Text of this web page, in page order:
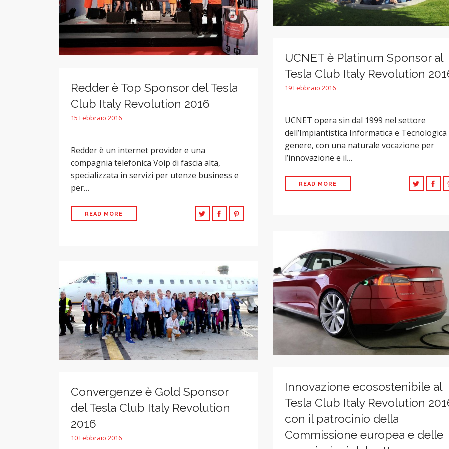
UCNET è Platinum Sponsor al
Tesla Club Italy Revolution
19 Febbraio 2016
UCNET opera sin dal 1999 nel settore
dell’Impiantistica Informatica e
genere, con una naturale vocazione per
l’innovazione e il…
READ MORE
Redder è Top Sponsor del Tesla
Club Italy Revolution 2016
15 Febbraio 2016
Redder è un internet provider e una
compagnia telefonica Voip di fascia alta,
specializzata in servizi per utenze business e
per…
READ MORE
Innovazione ecosostenibile al
Tesla Club Italy Revolution
con il patrocinio della
Commissione europea e delle
Convergenze è Gold Sponsor
del Tesla Club Italy Revolution
2016
10 Febbraio 2016